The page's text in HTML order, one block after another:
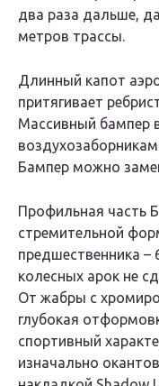
два раза дальше,
метров трассы.
Длинный капот
притягивает
Массивный бампер
Бампер можно
Профильная часть
стремительной
предшественника –
колесных арок не
От жабры с
глубокая
спортивный
изначально